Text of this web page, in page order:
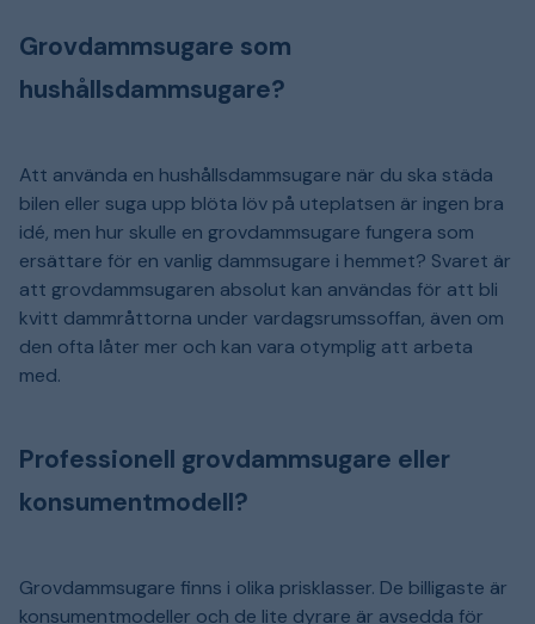
Grovdammsugare som
hushållsdammsugare?
Att använda en hushållsdammsugare när du ska städa
bilen eller suga upp blöta löv på uteplatsen är ingen bra
idé, men hur skulle en grovdammsugare fungera som
ersättare för en vanlig dammsugare i hemmet? Svaret är
att grovdammsugaren absolut kan användas för att bli
kvitt dammråttorna under vardagsrumssoffan, även om
den ofta låter mer och kan vara otymplig att arbeta
med.
Professionell grovdammsugare eller
konsumentmodell?
Grovdammsugare finns i olika prisklasser. De billigaste är
konsumentmodeller och de lite dyrare är avsedda för